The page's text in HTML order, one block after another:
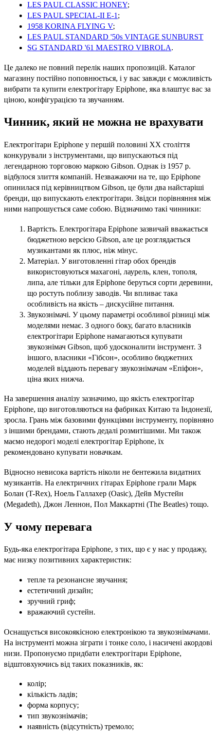
LES PAUL CLASSIC HONEY;
LES PAUL SPECIAL-II E-1 ;
1958 KORINA FLYING V;
LES PAUL STANDARD '50s VINTAGE SUNBURST
SG STANDARD '61 MAESTRO VIBROLA.
Це далеко не повний перелік наших пропозицій. Каталог
магазину постійно поповнюється, і у вас завжди є можливість
вибрати та купити електрогітару Epiphone, яка влаштує вас за
ціною, конфігурацією та звучанням.
Чинник, який не можна не врахувати
Електрогітари Epiphone у першій половині XX століття
конкурували з інструментами, що випускаються під
легендарною торговою маркою Gibson. Однак із 1957 р.
відбулося злиття компаній. Незважаючи на те, що Epiphone
опинилася під керівництвом Gibson, це були два найстаріші
бренди, що випускають електрогітари. Звідси порівняння між
ними напрошується саме собою. Відзначимо такі чинники:
Вартість. Електрогітара Epiphone зазвичай вважається
бюджетною версією Gibson, але це розглядається
музикантами як плюс, ніж мінус.
Матеріал. У виготовленні гітар обох брендів
використовуються махагоні, лаурель, клен, тополя,
липа, але тільки для Epiphone беруться сорти деревини,
що ростуть поблизу заводів. Чи впливає така
особливість на якість – дискусійне питання.
Звукознімачі. У цьому параметрі особливої різниці між
моделями немає. З одного боку, багато власників
електрогітари Epiphone намагаються купувати
звукознімач Gibson, щоб удосконалити інструмент. З
іншого, власники «Гібсон», особливо бюджетних
моделей віддають перевагу звукознімачам «Епіфон»,
ціна яких нижча.
На завершення аналізу зазначимо, що якість електрогітар
Epiphone, що виготовляються на фабриках Китаю та Індонезії,
зросла. Грань між базовими функціями інструменту, порівняно
з іншими брендами, стають дедалі розмитішими. Ми також
маємо недорогі моделі електрогітар Epiphone, їх
рекомендовано купувати новачкам.
Відносно невисока вартість ніколи не бентежила видатних
музикантів. На електричних гітарах Epiphone грали Марк
Болан (T-Rex), Ноель Галлахер (Oasic), Дейв Мустейн
(Megadeth), Джон Леннон, Пол Маккартні (The Beatles) тощо.
У чому перевага
Будь-яка електрогітара Epiphone, з тих, що є у нас у продажу,
має низку позитивних характеристик:
тепле та резонансне звучання;
естетичний дизайн;
зручний гриф;
вражаючий сустейн.
Оснащується високоякісною електронікою та звукознімачами.
На інструменті можна зіграти і тонке соло, і насичені акордові
низи. Пропонуємо придбати електрогітари Epiphone,
відштовхуючись від таких показників, як:
колір;
кількість ладів;
форма корпусу;
тип звукознімачів;
наявність (відсутність) тремоло;